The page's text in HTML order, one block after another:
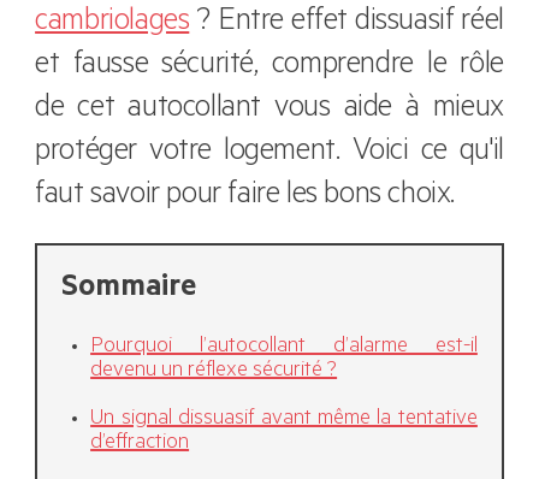
cambriolages? Entre effet dissuasif réel
et fausse sécurité, comprendre le rôle
de cet autocollant vous aide à mieux
protéger votre logement. Voici ce qu'il
faut savoir pour faire les bons choix.
Sommaire
Pourquoi l’autocollant d’alarme est-il
devenu un réflexe sécurité ?
Un signal dissuasif avant même la tentative
d’effraction